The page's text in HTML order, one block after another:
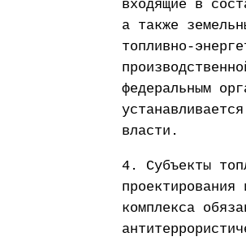
входящие в
а также
топливно-
федеральным
власти.
4. Субъекты
проектирования
комплекса